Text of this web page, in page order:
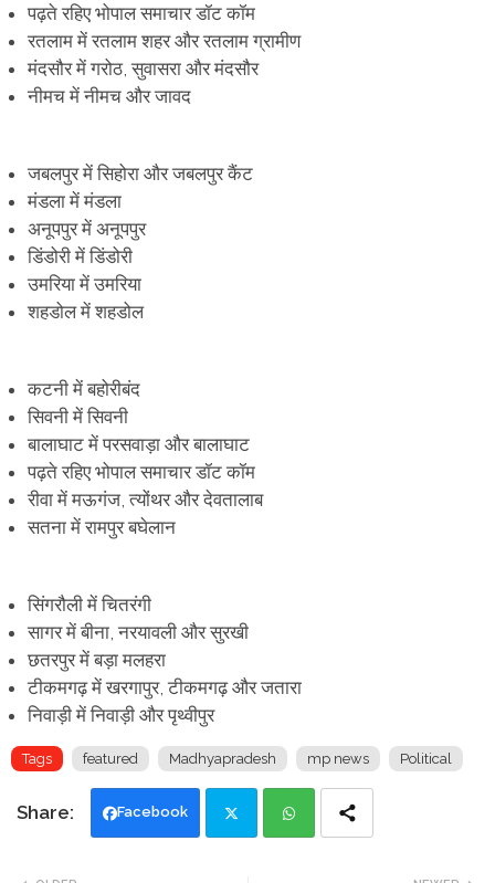
पढ़ते रहिए भोपाल समाचार डॉट कॉम
रतलाम में रतलाम शहर और रतलाम ग्रामीण
मंदसौर में गरोठ, सुवासरा और मंदसौर
नीमच में नीमच और जावद
जबलपुर में सिहोरा और जबलपुर कैंट
मंडला में मंडला
अनूपपुर में अनूपपुर
डिंडोरी में डिंडोरी
उमरिया में उमरिया
शहडोल में शहडोल
कटनी में बहोरीबंद
सिवनी में सिवनी
बालाघाट में परसवाड़ा और बालाघाट
पढ़ते रहिए भोपाल समाचार डॉट कॉम
रीवा में मऊगंज, त्योंथर और देवतालाब
सतना में रामपुर बघेलान
सिंगरौली में चितरंगी
सागर में बीना, नरयावली और सुरखी
छतरपुर में बड़ा मलहरा
टीकमगढ़ में खरगापुर, टीकमगढ़ और जतारा
निवाड़ी में निवाड़ी और पृथ्वीपुर
Tags featured Madhyapradesh mp news Political
Facebook